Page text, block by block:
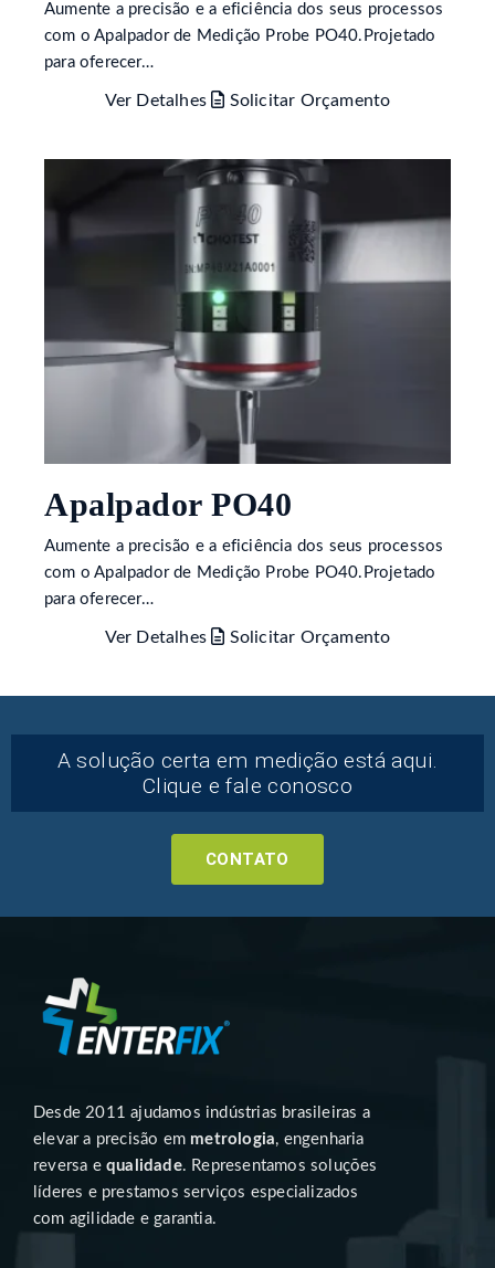
Aumente a precisão e a eficiência dos seus processos
com o Apalpador de Medição Probe PO40.Projetado
para oferecer…
Ver Detalhes Solicitar Orçamento
Apalpador PO40
Aumente a precisão e a eficiência dos seus processos
com o Apalpador de Medição Probe PO40.Projetado
para oferecer…
Ver Detalhes Solicitar Orçamento
A solução certa em medição está aqui.
Clique e fale conosco
CONTATO
Desde 2011 ajudamos indústrias brasileiras a
elevar a precisão em metrologia, engenharia
reversa e qualidade. Representamos soluções
líderes e prestamos serviços especializados
com agilidade e garantia.